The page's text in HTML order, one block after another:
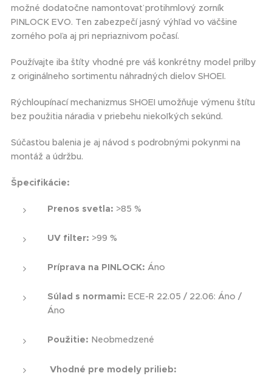
možné dodatočne namontovať protihmlový zorník
PINLOCK EVO. Ten zabezpečí jasný výhľad vo väčšine
zorného poľa aj pri nepriaznivom počasí.
Používajte iba štíty vhodné pre váš konkrétny model prilby
z originálneho sortimentu náhradných dielov SHOEI.
Rýchloupínací mechanizmus SHOEI umožňuje výmenu štítu
bez použitia náradia v priebehu niekoľkých sekúnd.
Súčasťou balenia je aj návod s podrobnými pokynmi na
montáž a údržbu.
Špecifikácie:
Prenos svetla: >85 %
UV filter: >99 %
Príprava na PINLOCK: Áno
Súlad s normami: ECE-R 22.05 / 22.06: Áno /
Áno
Použitie: Neobmedzené
Vhodné pre modely prilieb: